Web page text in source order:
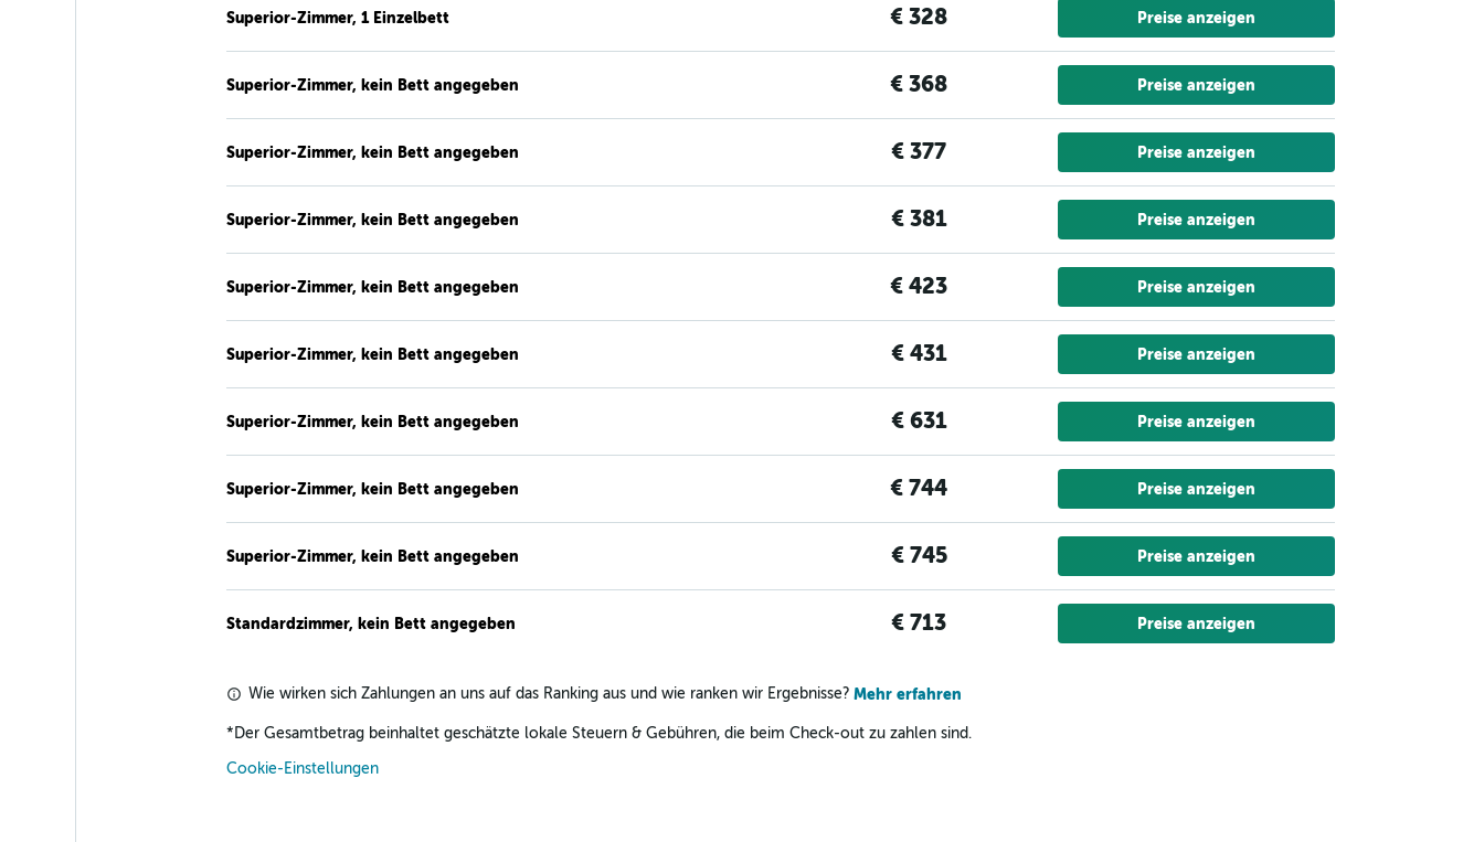
Superior-Zimmer, 1 Einzelbett € 328 Preise anzeigen
Superior-Zimmer, kein Bett angegeben € 368 Preise anzeigen
Superior-Zimmer, kein Bett angegeben € 377 Preise anzeigen
Superior-Zimmer, kein Bett angegeben € 381 Preise anzeigen
Superior-Zimmer, kein Bett angegeben € 423 Preise anzeigen
Superior-Zimmer, kein Bett angegeben € 431 Preise anzeigen
Superior-Zimmer, kein Bett angegeben € 631 Preise anzeigen
Superior-Zimmer, kein Bett angegeben € 744 Preise anzeigen
Superior-Zimmer, kein Bett angegeben € 745 Preise anzeigen
Standardzimmer, kein Bett angegeben € 713 Preise anzeigen
Wie wirken sich Zahlungen an uns auf das Ranking aus und wie ranken wir Ergebnisse? Mehr erfahren
* Der Gesamtbetrag beinhaltet geschätzte lokale Steuern & Gebühren, die beim Check-out zu zahlen sind.
Cookie-Einstellungen